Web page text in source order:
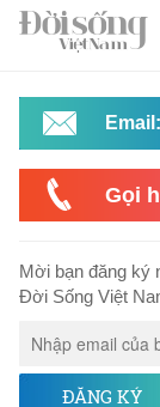
Gọi
Mời bạn đăng ký
Đời Sống Việt
ĐĂNG KÝ